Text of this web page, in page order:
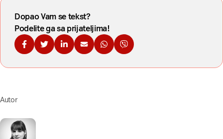
Dopao Vam se tekst?
Podelite ga sa prijateljima!
Podelite na Fejsbuku
Podelite na Tviteru
Podelite na Linkdinu
Podelite na imejl
Podelite na WhatsApp
Podelite na Viberu
Autor